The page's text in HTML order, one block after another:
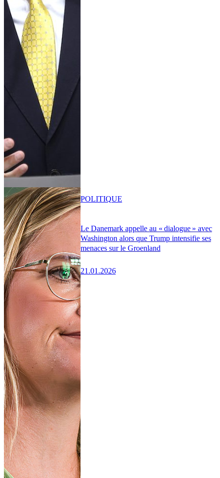
Le Danemark appelle au « dialogue » avec
Washington alors que Trump intensifie ses
menaces sur le Groenland
21.01.2026
POLITIQUE